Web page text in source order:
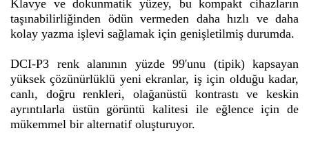
Klavye ve dokunmatik yüzey, bu kompakt cihazların
taşınabilirliğinden ödün vermeden daha hızlı ve daha
kolay yazma işlevi sağlamak için genişletilmiş durumda.
DCI-P3 renk alanının yüzde 99'unu (tipik) kapsayan
yüksek çözünürlüklü yeni ekranlar, iş için olduğu kadar,
canlı, doğru renkleri, olağanüstü kontrastı ve keskin
ayrıntılarla üstün görüntü kalitesi ile eğlence için de
mükemmel bir alternatif oluşturuyor.